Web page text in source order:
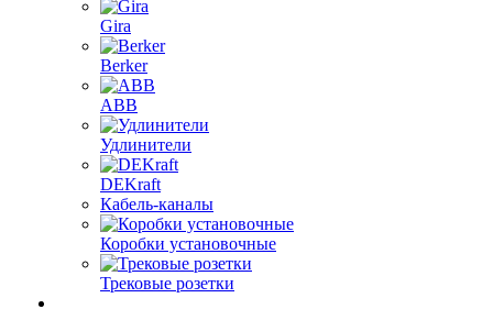
Gira
Berker
ABB
Удлинители
DEKraft
Кабель-каналы
Коробки установочные
Трековые розетки